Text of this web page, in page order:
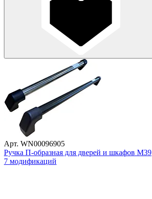
Арт. WN00096905
Ручка П-образная для дверей и шкафов M39
7 модификаций